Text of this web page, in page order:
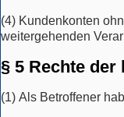
(4) Kundenkonten
weitergehenden
§ 5 Rechte der
(1) Als Betroffener